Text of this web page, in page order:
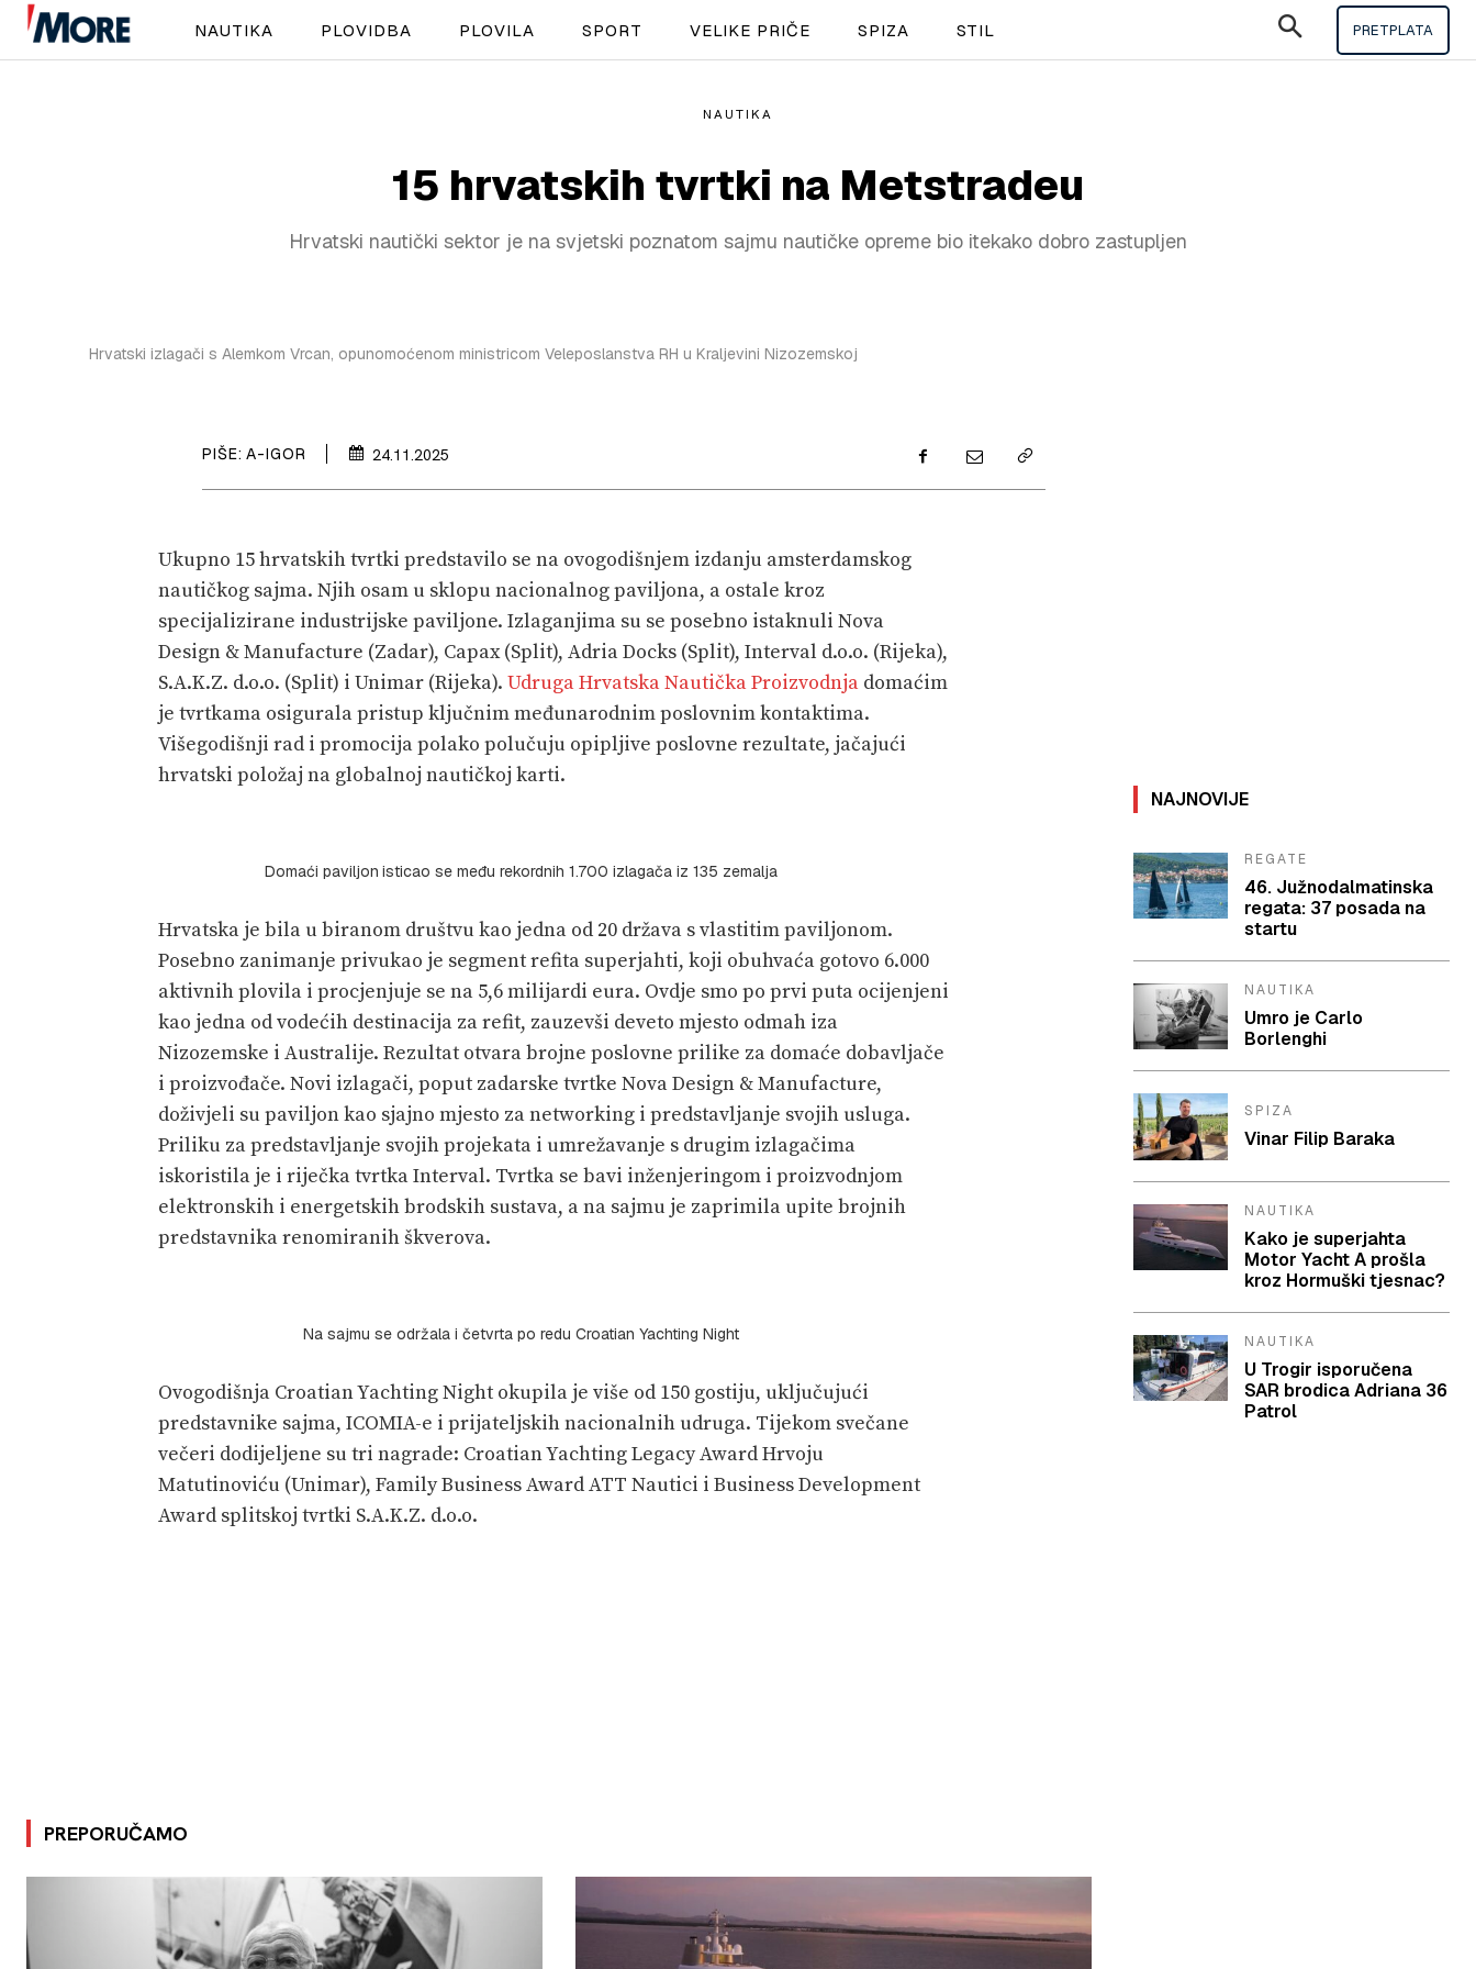
SPORT
PLOVILA
SHOP
NAUTIKA PLOVIDBA PLOVILA SPORT VELIKE PRIČE SPIZA STIL PRETPLATA
NAUTIKA
15 hrvatskih tvrtki na Metstradeu
Hrvatski nautički sektor je na svjetski poznatom sajmu nautičke opreme bio itekako dobro zastupljen
Hrvatski izlagači s Alemkom Vrcan, opunomoćenom ministricom Veleposlanstva RH u Kraljevini Nizozemskoj
PIŠE: A-IGOR 24.11.2025
Ukupno 15 hrvatskih tvrtki predstavilo se na ovogodišnjem izdanju amsterdamskog
nautičkog sajma. Njih osam u sklopu nacionalnog paviljona, a ostale kroz
specijalizirane industrijske paviljone. Izlaganjima su se posebno istaknuli Nova
Design & Manufacture (Zadar), Capax (Split), Adria Docks (Split), Interval d.o.o. (Rijeka),
S.A.K.Z. d.o.o. (Split) i Unimar (Rijeka). Udruga Hrvatska Nautička Proizvodnja domaćim
je tvrtkama osigurala pristup ključnim međunarodnim poslovnim kontaktima.
Višegodišnji rad i promocija polako polučuju opipljive poslovne rezultate, jačajući
hrvatski položaj na globalnoj nautičkoj karti.
Domaći paviljon isticao se među rekordnih 1.700 izlagača iz 135 zemalja
Hrvatska je bila u biranom društvu kao jedna od 20 država s vlastitim paviljonom.
Posebno zanimanje privukao je segment refita superjahti, koji obuhvaća gotovo 6.000
aktivnih plovila i procjenjuje se na 5,6 milijardi eura. Ovdje smo po prvi puta ocijenjeni
kao jedna od vodećih destinacija za refit, zauzevši deveto mjesto odmah iza
Nizozemske i Australije. Rezultat otvara brojne poslovne prilike za domaće dobavljače
i proizvođače. Novi izlagači, poput zadarske tvrtke Nova Design & Manufacture,
doživjeli su paviljon kao sjajno mjesto za networking i predstavljanje svojih usluga.
Priliku za predstavljanje svojih projekata i umrežavanje s drugim izlagačima
iskoristila je i riječka tvrtka Interval. Tvrtka se bavi inženjeringom i proizvodnjom
elektronskih i energetskih brodskih sustava, a na sajmu je zaprimila upite brojnih
predstavnika renomiranih škverova.
Na sajmu se održala i četvrta po redu Croatian Yachting Night
Ovogodišnja Croatian Yachting Night okupila je više od 150 gostiju, uključujući
predstavnike sajma, ICOMIA-e i prijateljskih nacionalnih udruga. Tijekom svečane
večeri dodijeljene su tri nagrade: Croatian Yachting Legacy Award Hrvoju
Matutinoviću (Unimar), Family Business Award ATT Nautici i Business Development
Award splitskoj tvrtki S.A.K.Z. d.o.o.
PREPORUČAMO
NAJNOVIJE
REGATE
46. Južnodalmatinska
regata: 37 posada na
startu
NAUTIKA
Umro je Carlo
Borlenghi
SPIZA
Vinar Filip Baraka
NAUTIKA
Kako je superjahta
Motor Yacht A prošla
kroz Hormuški tjesnac?
NAUTIKA
U Trogir isporučena
SAR brodica Adriana 36
Patrol